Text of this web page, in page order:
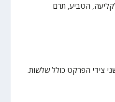
הטביע, תרם
צידי הפרקט כולל שלשות.